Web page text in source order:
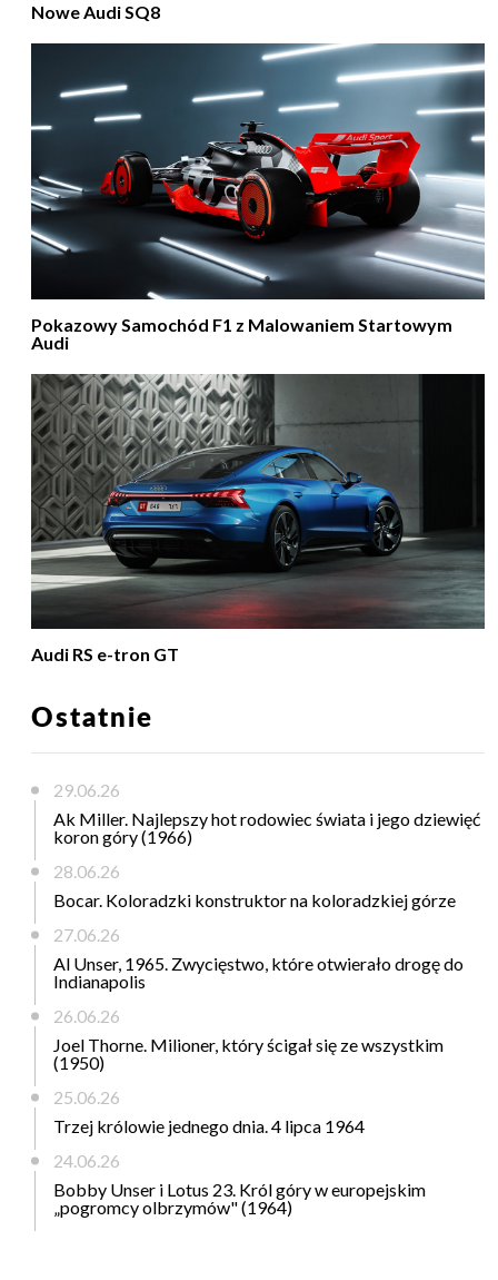
Nowe Audi SQ8
Pokazowy Samochód F1 z Malowaniem Startowym
Audi
Audi RS e-tron GT
Ostatnie
29.06.26
Ak Miller. Najlepszy hot rodowiec świata i jego dziewięć
koron góry (1966)
28.06.26
Bocar. Koloradzki konstruktor na koloradzkiej górze
27.06.26
Al Unser, 1965. Zwycięstwo, które otwierało drogę do
Indianapolis
26.06.26
Joel Thorne. Milioner, który ścigał się ze wszystkim
(1950)
25.06.26
Trzej królowie jednego dnia. 4 lipca 1964
24.06.26
Bobby Unser i Lotus 23. Król góry w europejskim
„pogromcy olbrzymów" (1964)